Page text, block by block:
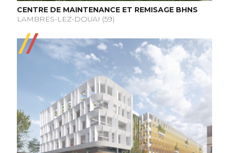
CENTRE DE MAINTENANCE ET REMISAGE BHNS
LAMBRES-LEZ-DOUAI (59)